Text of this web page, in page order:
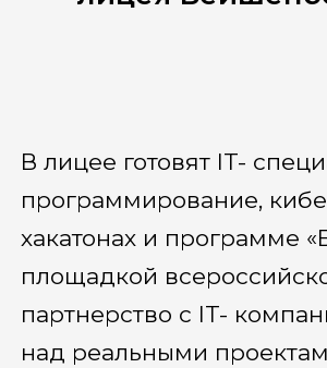
В лицее готовят IT-
программирование,
хакатонах и программе
площадкой
партнерство с IT-
над реальными